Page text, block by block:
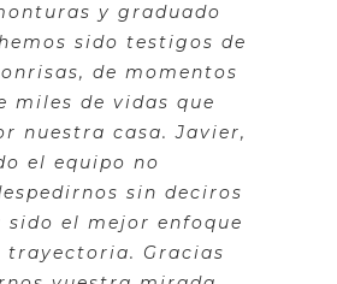
y graduado
sido testigos de
de momentos
miles de vidas que
nuestra casa. Javier,
el equipo no
sin deciros
sido el mejor enfoque
trayectoria. Gracias